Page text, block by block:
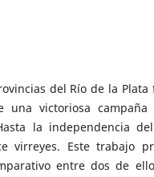
del Río de la Plata
una victoriosa
la independencia
virreyes. Este trabajo
entre dos de